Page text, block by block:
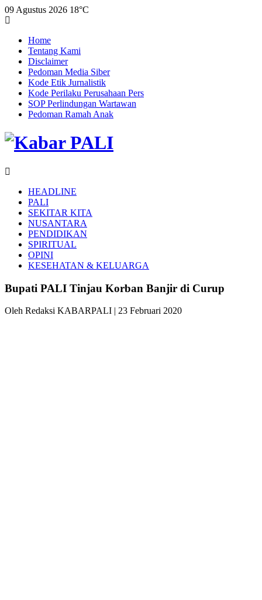
09 Agustus 2026 18°C
Home
Tentang Kami
Disclaimer
Pedoman Media Siber
Kode Etik Jurnalistik
Kode Perilaku Perusahaan Pers
SOP Perlindungan Wartawan
Pedoman Ramah Anak
HEADLINE
PALI
SEKITAR KITA
NUSANTARA
PENDIDIKAN
SPIRITUAL
OPINI
KESEHATAN & KELUARGA
Bupati PALI Tinjau Korban Banjir di Curup
Oleh Redaksi KABARPALI | 23 Februari 2020